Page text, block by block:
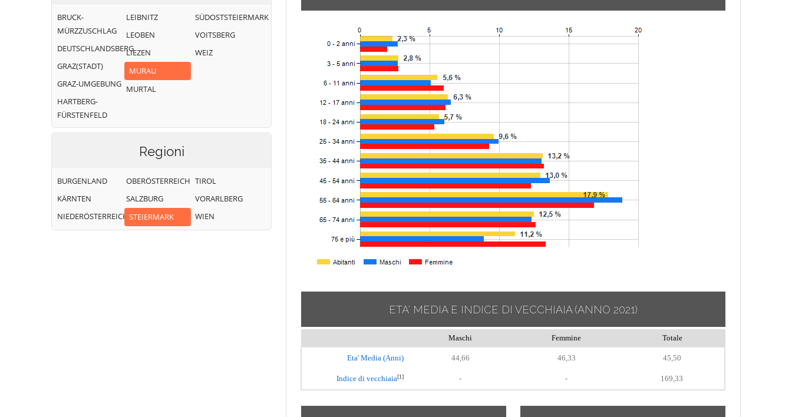
BRUCK-
MÜRZZUSCHLAG
DEUTSCHLANDSBERG
GRAZ(STADT)
GRAZ-UMGEBUNG
HARTBERG-
FÜRSTENFELD
LEIBNITZ
LEOBEN
LIEZEN
MURAU
MURTAL
SÜDOSTSTEIERMARK
VOITSBERG
WEIZ
Regioni
BURGENLAND
KÄRNTEN
NIEDERÖSTERREICH
OBERÖSTERREICH
SALZBURG
STEIERMARK
TIROL
VORARLBERG
WIEN
ETA' MEDIA E INDICE DI VECCHIAIA(ANNO 2021)
Maschi Femmine Totale
Eta' Media (Anni) 44,66 46,33 45,50
Indice di vecchiaia[1] - - 169,33